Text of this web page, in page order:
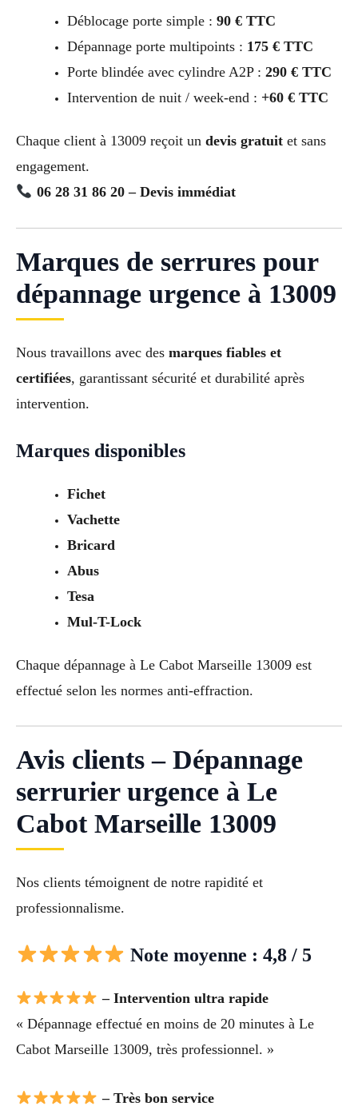
Déblocage porte simple : 90 € TTC
Dépannage porte multipoints : 175 € TTC
Porte blindée avec cylindre A2P : 290 € TTC
Intervention de nuit / week-end : +60 € TTC
Chaque client à 13009 reçoit un devis gratuit et sans
engagement.
06 28 31 86 20 – Devis immédiat
Marques de serrures pour
dépannage urgence à 13009
Nous travaillons avec des marques fiables et
certifiées, garantissant sécurité et durabilité après
intervention.
Marques disponibles
Fichet
Vachette
Bricard
Abus
Tesa
Mul-T-Lock
Chaque dépannage à Le Cabot Marseille 13009 est
effectué selon les normes anti-effraction.
Avis clients – Dépannage
serrurier urgence à Le
Cabot Marseille 13009
Nos clients témoignent de notre rapidité et
professionnalisme.
Note moyenne : 4,8 / 5
– Intervention ultra rapide
« Dépannage effectué en moins de 20 minutes à Le
Cabot Marseille 13009, très professionnel. »
– Très bon service